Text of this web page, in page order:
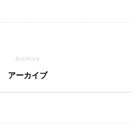
Archive
アーカイブ